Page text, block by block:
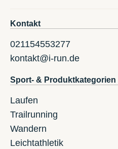
Kontakt
021154553277
kontakt@i-run.de
Sport- & Produktkategorien
Laufen
Trailrunning
Wandern
Leichtathletik